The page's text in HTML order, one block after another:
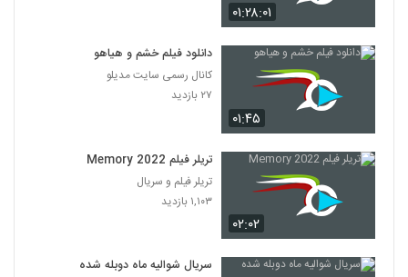
۰۱:۲۸:۰۱
۰۱:۴۵
دانلود فیلم خشم و هیاهو
کانال رسمی سایت مدیلو
۲۷ بازدید
۰۲:۰۲
تریلر فیلم Memory 2022
تریلر فیلم و سریال
۱,۱۰۳ بازدید
سریال شوالیه ماه دوبله شده